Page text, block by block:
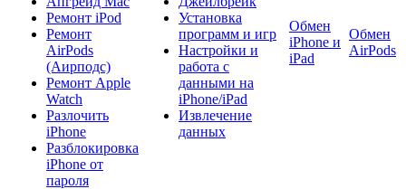
Ремонт iPod
Ремонт
AirPods
(Аирподс)
Ремонт Apple
Watch
Разлочить
iPhone
Разблокировка
iPhone от
пароля
Установка
программ и игр
Настройки и
работа с
данными на
iPhone/iPad
Извлечение
данных
Обмен
iPhone и
iPad
Обмен
AirPods